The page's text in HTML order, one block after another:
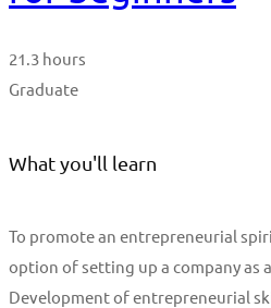
21.3 hours
Graduate
What you'll learn
To promote an entrepreneurial
option of setting up a company
Development of entrepreneurial